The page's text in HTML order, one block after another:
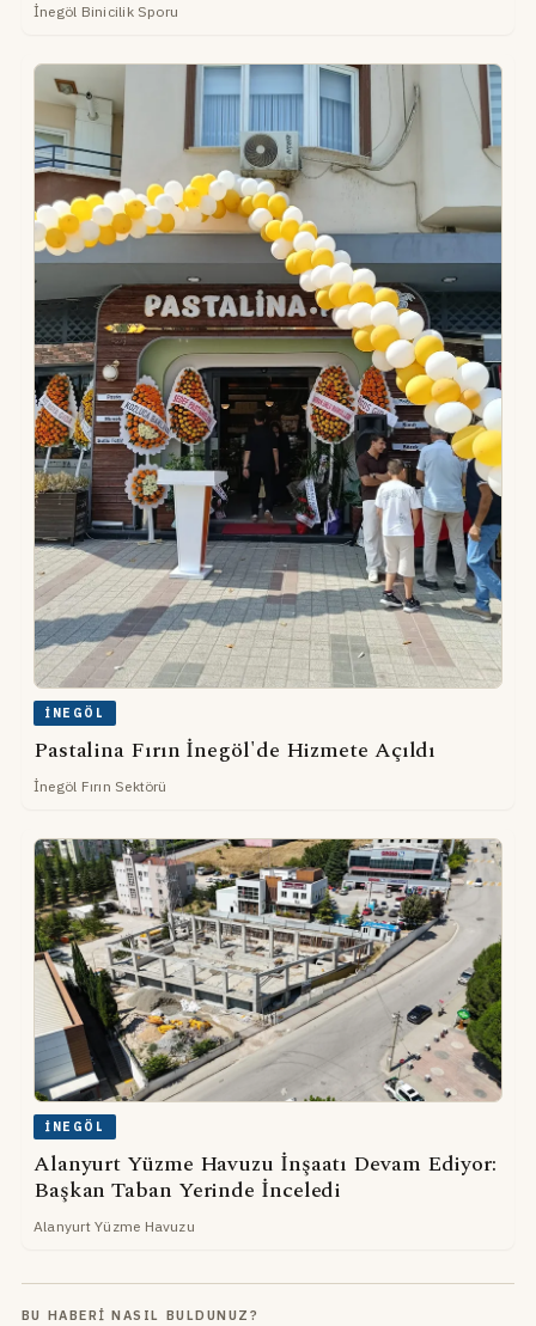
İnegöl Binicilik Sporu
İNEGÖL
Pastalina Fırın İnegöl'de Hizmete Açıldı
İnegöl Fırın Sektörü
İNEGÖL
Alanyurt Yüzme Havuzu İnşaatı Devam Ediyor:
Başkan Taban Yerinde İnceledi
Alanyurt Yüzme Havuzu
BU HABERI NASIL BULDUNUZ?